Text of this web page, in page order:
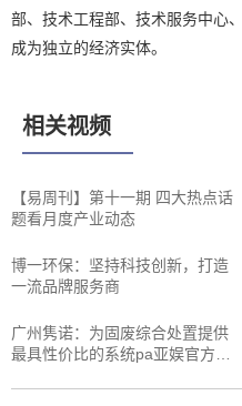
部、技术工程部、技术服务中心
成为独立的经济实体。
相关视频
【易周刊】第十一期 四大热点话
题看月度产业动态
博一环保：坚持科技创新，打造
一流品牌服务商
广州隽诺：为固废综合处置提供
最具性价比的系统pa亚娱官方网